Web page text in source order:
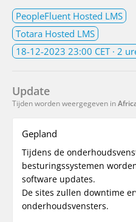
PeopleFluent Hosted LMS
Totara Hosted LMS
18-12-2023 23:00 CET · 2
Update
Tijden worden weergegeven in
Gepland
Tijdens de
besturingssystemen
software updates.
De sites zullen downtime
onderhoudsvensters.